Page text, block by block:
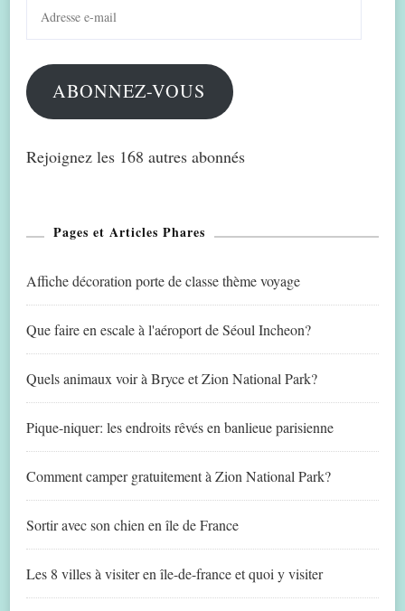
mail
ABONNEZ-VOUS
Rejoignez les 168 autres abonnés
Pages et Articles Phares
Affiche décoration porte de classe thème voyage
Que faire en escale à l'aéroport de Séoul Incheon?
Quels animaux voir à Bryce et Zion National Park?
Pique-niquer: les endroits rêvés en banlieue parisienne
Comment camper gratuitement à Zion National Park?
Sortir avec son chien en île de France
Les 8 villes à visiter en île-de-france et quoi y visiter